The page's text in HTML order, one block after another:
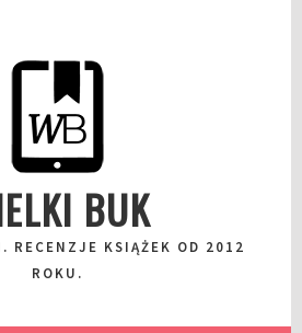
BUK
RECENZJE KSIĄŻEK OD 2012
ROKU.